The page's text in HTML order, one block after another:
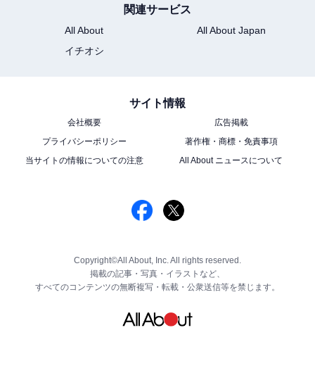
関連サービス
All About
All About Japan
イチオシ
サイト情報
会社概要
広告掲載
プライバシーポリシー
著作権・商標・免責事項
当サイトの情報についての注意
All About ニュースについて
Copyright©All About, Inc. All rights reserved.
掲載の記事・写真・イラストなど、
すべてのコンテンツの無断複写・転載・公衆送信等を禁じます。